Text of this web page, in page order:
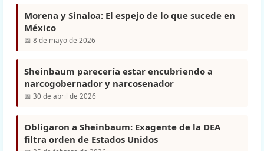
Morena y Sinaloa: El espejo de lo que sucede en
México
📅 8 de mayo de 2026
Sheinbaum parecería estar encubriendo a
narcogobernador y narcosenador
📅 30 de abril de 2026
Obligaron a Sheinbaum: Exagente de la DEA
filtra orden de Estados Unidos